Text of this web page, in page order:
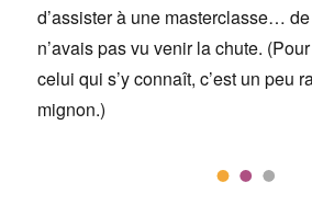
d’assister à une masterclasse…
n’avais pas vu venir la chute.
celui qui s’y connaît, c’est un peu
mignon.)